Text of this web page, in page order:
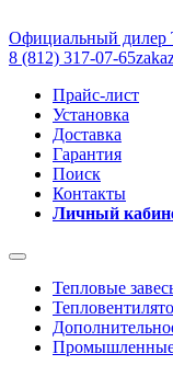
Официальный
8 (812) 317-07-65
Прайс-лист
Установка
Доставка
Гарантия
Поиск
Контакты
Личный
Тепловые
Промышленные